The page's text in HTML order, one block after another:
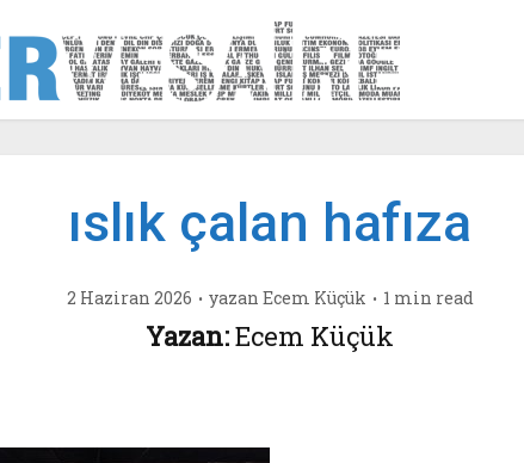
ıslık çalan hafıza
2 Haziran 2026 yazan Ecem Küçük 1 min read
Yazan:Ecem Küçük